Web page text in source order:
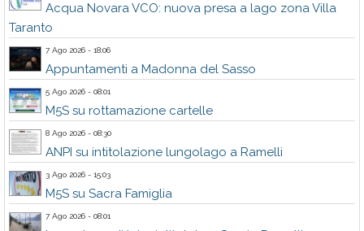
Acqua Novara VCO: nuova presa a lago zona Villa
Taranto
7 Ago 2026 - 18:06
Appuntamenti a Madonna del Sasso
5 Ago 2026 - 08:01
M5S su rottamazione cartelle
8 Ago 2026 - 08:30
ANPI su intitolazione lungolago a Ramelli
3 Ago 2026 - 15:03
M5S su Sacra Famiglia
7 Ago 2026 - 08:01